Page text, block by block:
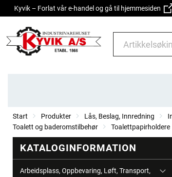
Kyvik – Forlat vår e-handel og gå til hjemmesiden
Start Produkter Lås, Beslag, Innredning
Toalett og baderomstilbehør
Toalettpapirholdere
KATALOGINFORMATION
Arbeidsplass, Oppbevaring, Løft, Transport,